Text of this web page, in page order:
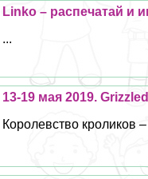
Linko – распечатай и
...
13-19 мая 2019.
Королевство кроликов –